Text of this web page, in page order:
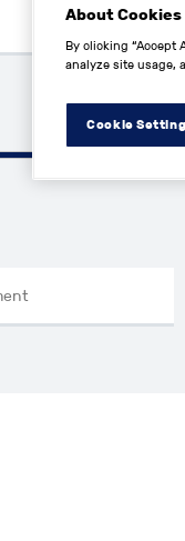
50000€
About Cookies
By clicking “Accept
analyze site usage,
Cookie